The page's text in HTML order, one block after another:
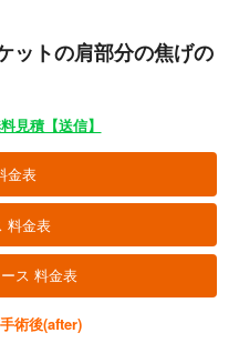
ットの肩部分の焦げの
見積【送信】
金表
料金表
ス 料金表
術後(after)